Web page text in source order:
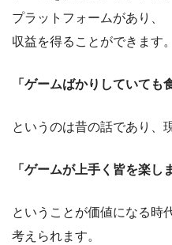
プラットフォームがあり、
収益を得ることができます。
「ゲームばかりしていても
というのは昔の話であり、
「ゲームが上手く皆を楽し
ということが価値になる時
考えられます。